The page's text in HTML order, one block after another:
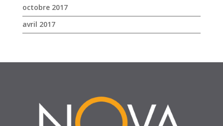
octobre 2017
avril 2017